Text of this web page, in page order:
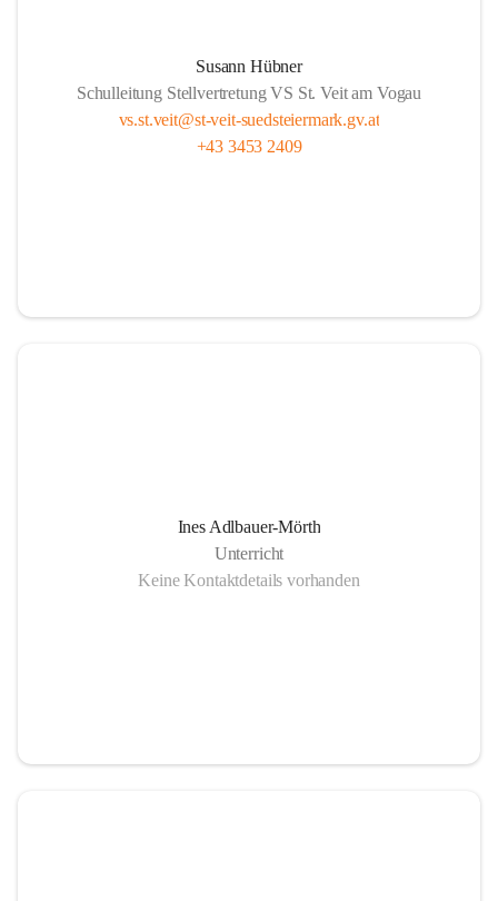
Susann Hübner
Schulleitung Stellvertretung VS St. Veit am Vogau
vs.st.veit@st-veit-suedsteiermark.gv.at
+43 3453 2409
Ines Adlbauer-Mörth
Unterricht
Keine Kontaktdetails vorhanden